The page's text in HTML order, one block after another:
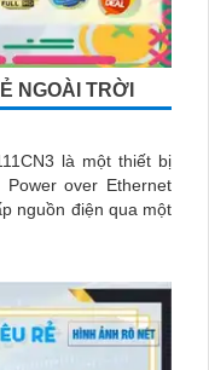
NGOÀI TRỜI
là một thiết bị
over Ethernet
nguồn điện qua một